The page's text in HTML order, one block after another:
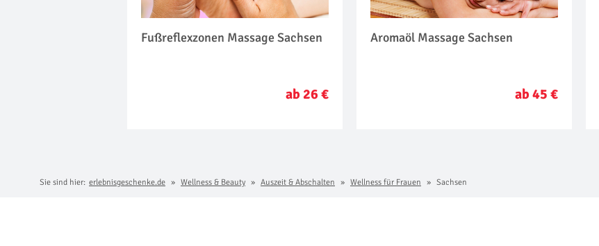
Fußreflexzonen Massage Sachsen
ab 26 €
Aromaöl Massage Sachsen
ab 45 €
Sie sind hier: erlebnisgeschenke.de Wellness & Beauty Auszeit & Abschalten Wellness für Frauen Sachsen